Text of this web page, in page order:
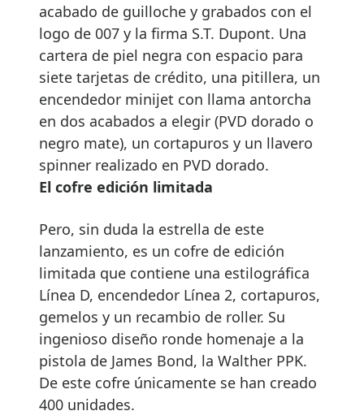
acabado de guilloche y grabados con el
logo de 007 y la firma S.T. Dupont. Una
cartera de piel negra con espacio para
siete tarjetas de crédito, una pitillera, un
encendedor minijet con llama antorcha
en dos acabados a elegir (PVD dorado o
negro mate), un cortapuros y un llavero
spinner realizado en PVD dorado.
El cofre edición limitada
Pero, sin duda la estrella de este
lanzamiento, es un cofre de edición
limitada que contiene una estilográfica
Línea D, encendedor Línea 2, cortapuros,
gemelos y un recambio de roller. Su
ingenioso diseño ronde homenaje a la
pistola de James Bond, la Walther PPK.
De este cofre únicamente se han creado
400 unidades.